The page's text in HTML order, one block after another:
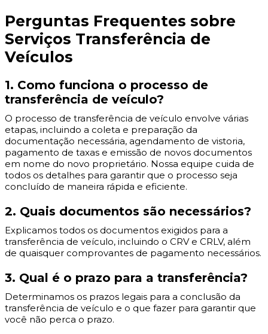
Perguntas Frequentes sobre
Serviços Transferência de
Veículos
1. Como funciona o processo de
transferência de veículo?
O processo de transferência de veículo envolve várias
etapas, incluindo a coleta e preparação da
documentação necessária, agendamento de vistoria,
pagamento de taxas e emissão de novos documentos
em nome do novo proprietário. Nossa equipe cuida de
todos os detalhes para garantir que o processo seja
concluído de maneira rápida e eficiente.
2. Quais documentos são necessários?
Explicamos todos os documentos exigidos para a
transferência de veículo, incluindo o CRV e CRLV, além
de quaisquer comprovantes de pagamento necessários.
3. Qual é o prazo para a transferência?
Determinamos os prazos legais para a conclusão da
transferência de veículo e o que fazer para garantir que
você não perca o prazo.